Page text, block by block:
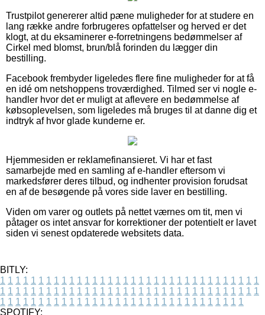
Trustpilot genererer altid pæne muligheder for at studere en
lang række andre forbrugeres opfattelser og herved er det
klogt, at du eksaminerer e-forretningens bedømmelser af
Cirkel med blomst, brun/blå forinden du lægger din
bestilling.
Facebook frembyder ligeledes flere fine muligheder for at få
en idé om netshoppens troværdighed. Tilmed ser vi nogle e-
handler hvor det er muligt at aflevere en bedømmelse af
købsoplevelsen, som ligeledes må bruges til at danne dig et
indtryk af hvor glade kunderne er.
Hjemmesiden er reklamefinansieret. Vi har et fast
samarbejde med en samling af e-handler eftersom vi
markedsfører deres tilbud, og indhenter provision forudsat
en af de besøgende på vores side laver en bestilling.
Viden om varer og outlets på nettet værnes om tit, men vi
påtager os intet ansvar for korrektioner der potentielt er lavet
siden vi senest opdaterede websitets data.
BITLY:
1 1 1 1 1 1 1 1 1 1 1 1 1 1 1 1 1 1 1 1 1 1 1 1 1 1 1 1 1 1 1 1 1 1
1 1 1 1 1 1 1 1 1 1 1 1 1 1 1 1 1 1 1 1 1 1 1 1 1 1 1 1 1 1 1 1 1 1
1 1 1 1 1 1 1 1 1 1 1 1 1 1 1 1 1 1 1 1 1 1 1 1 1 1 1 1 1 1 1 1
SPOTIFY: